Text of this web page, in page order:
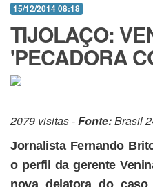
15/12/2014 08:18
TIJOLAÇO:
'PECADORA
2079 visitas -Fonte:Brasil
Jornalista Fernando
o perfil da gerente
nova delatora do caso